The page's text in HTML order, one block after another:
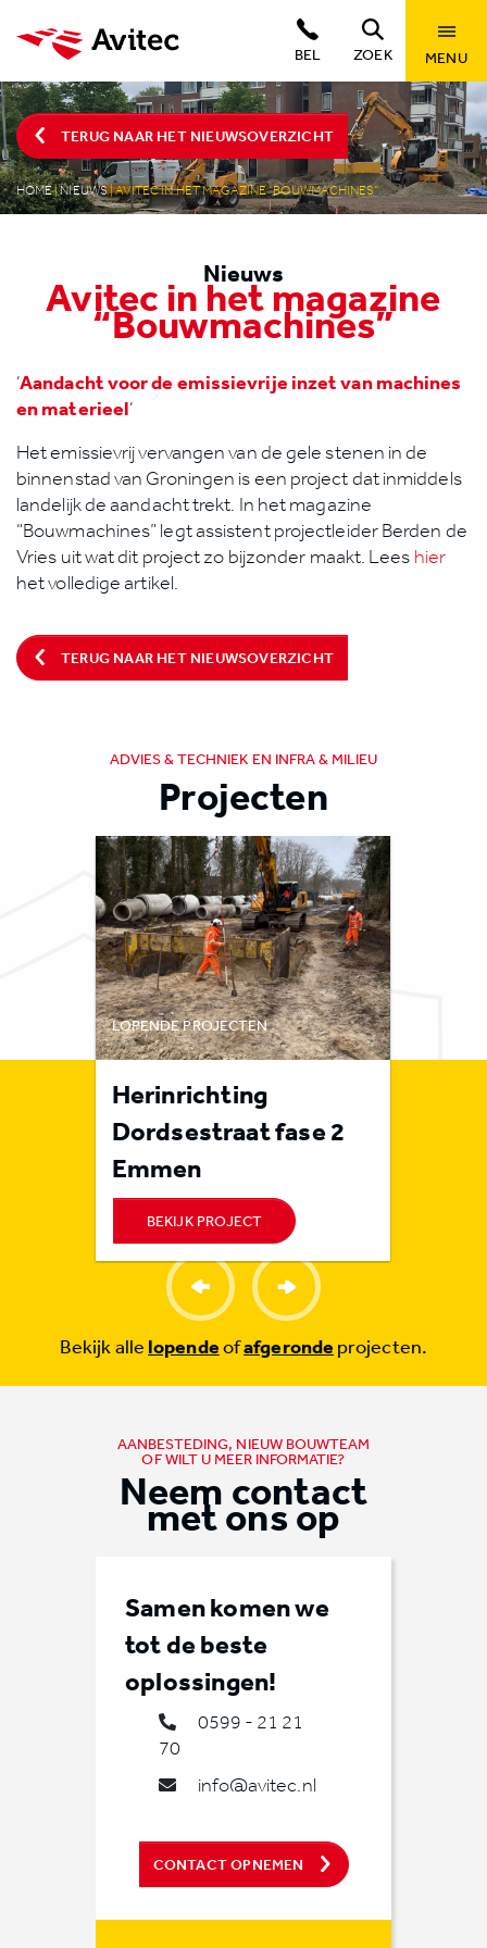
BEL ZOEK MENU
TERUG NAAR HET NIEUWSOVERZICHT
HOME|NIEUWS|AVITEC IN HET MAGAZINE “BOUWMACHINES”
Nieuws
Avitec in het magazine
“Bouwmachines”
‘Aandacht voor de emissievrije inzet van machines
en materieel‘
Het emissievrij vervangen van de gele stenen in de
binnenstad van Groningen is een project dat inmiddels
landelijk de aandacht trekt. In het magazine
“Bouwmachines” legt assistent projectleider Berden de
Vries uit wat dit project zo bijzonder maakt. Lees hier
het volledige artikel.
TERUG NAAR HET NIEUWSOVERZICHT
ADVIES & TECHNIEK EN INFRA & MILIEU
Projecten
LOPENDE PROJECTEN
Herinrichting
Dordsestraat fase 2
Emmen
BEKIJK PROJECT
Bekijk alle lopendeofafgeronde projecten.
AANBESTEDING, NIEUW BOUWTEAM
OF WILT U MEER INFORMATIE?
Neem contact
met ons op
Samen komen we
tot de beste
oplossingen!
0599 - 21 21
70
info@avitec.nl
CONTACT OPNEMEN